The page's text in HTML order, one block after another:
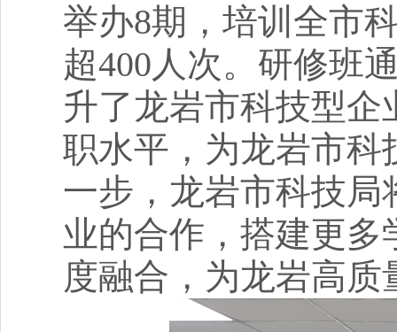
举办8期，培训全市
超400人次。研修班
升了龙岩市科技型
职水平，为龙岩市科
一步，龙岩市科技
业的合作，搭建更
度融合，为龙岩高